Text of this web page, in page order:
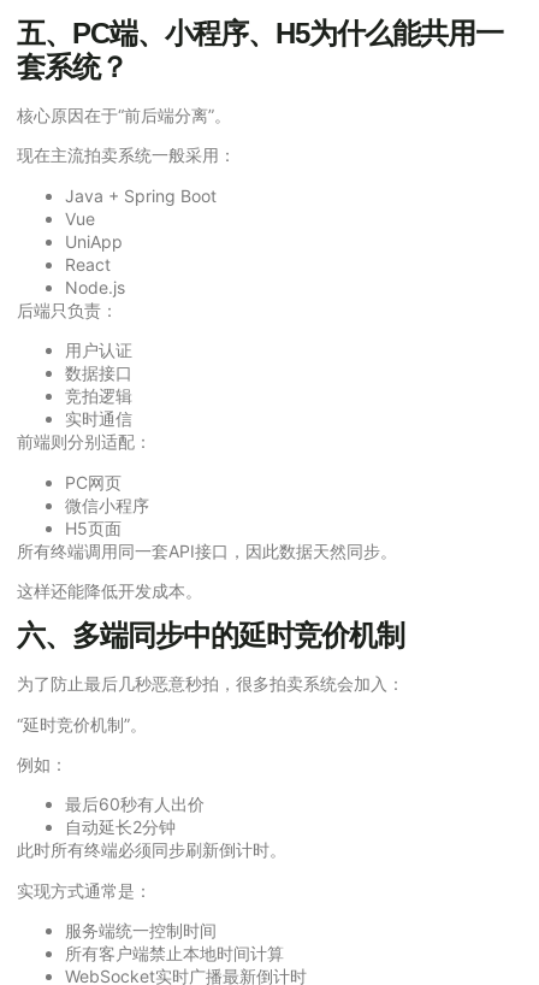
五、PC端、小程序、H5为什么能共用一
套系统？
核心原因在于“前后端分离”。
现在主流拍卖系统一般采用：
Java + Spring Boot
Vue
UniApp
React
Node.js
后端只负责：
用户认证
数据接口
竞拍逻辑
实时通信
前端则分别适配：
PC网页
微信小程序
H5页面
所有终端调用同一套API接口，因此数据天然同步。
这样还能降低开发成本。
六、多端同步中的延时竞价机制
为了防止最后几秒恶意秒拍，很多拍卖系统会加入：
“延时竞价机制”。
例如：
最后60秒有人出价
自动延长2分钟
此时所有终端必须同步刷新倒计时。
实现方式通常是：
服务端统一控制时间
所有客户端禁止本地时间计算
WebSocket实时广播最新倒计时